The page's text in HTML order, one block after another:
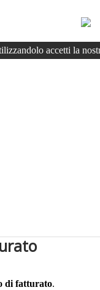
accetti la
di fatturato.